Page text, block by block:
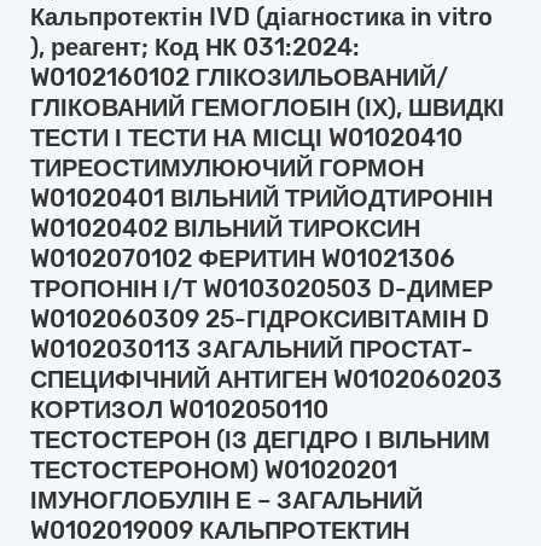
Кальпротектін IVD (діагностика in vitro
), реагент; Код НК 031:2024:
W0102160102 ГЛІКОЗИЛЬОВАНИЙ/
ГЛІКОВАНИЙ ГЕМОГЛОБІН (ІХ), ШВИДКІ
ТЕСТИ І ТЕСТИ НА МІСЦІ W01020410
ТИРЕОСТИМУЛЮЮЧИЙ ГОРМОН
W01020401 ВІЛЬНИЙ ТРИЙОДТИРОНІН
W01020402 ВІЛЬНИЙ ТИРОКСИН
W0102070102 ФЕРИТИН W01021306
ТРОПОНІН І/Т W0103020503 D-ДИМЕР
W0102060309 25-ГІДРОКСИВІТАМІН D
W0102030113 ЗАГАЛЬНИЙ ПРОСТАТ-
СПЕЦИФІЧНИЙ АНТИГЕН W0102060203
КОРТИЗОЛ W0102050110
ТЕСТОСТЕРОН (ІЗ ДЕГІДРО І ВІЛЬНИМ
ТЕСТОСТЕРОНОМ) W01020201
ІМУНОГЛОБУЛІН Е – ЗАГАЛЬНИЙ
W0102019009 КАЛЬПРОТЕКТИН